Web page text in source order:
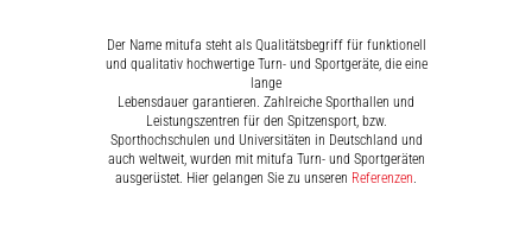
Der Name mitufa steht als Qualitätsbegriff für funktionell
und qualitativ hochwertige Turn- und Sportgeräte, die eine
lange
Lebensdauer garantieren. Zahlreiche Sporthallen und
Leistungszentren für den Spitzensport, bzw.
Sporthochschulen und Universitäten in Deutschland und
auch weltweit, wurden mit mitufa Turn- und Sportgeräten
ausgerüstet. Hier gelangen Sie zu unseren Referenzen